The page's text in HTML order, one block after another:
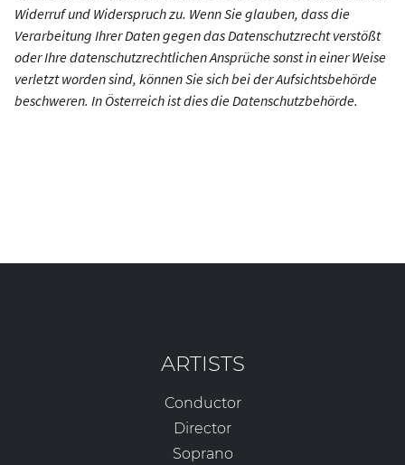
Widerruf und Widerspruch zu. Wenn Sie glauben, dass die
Verarbeitung Ihrer Daten gegen das Datenschutzrecht verstößt
oder Ihre datenschutzrechtlichen Ansprüche sonst in einer Weise
verletzt worden sind, können Sie sich bei der Aufsichtsbehörde
beschweren. In Österreich ist dies die Datenschutzbehörde.
ARTISTS
Conductor
Director
Soprano